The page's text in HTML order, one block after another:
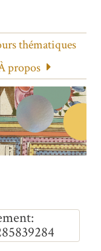
thématiques
propos